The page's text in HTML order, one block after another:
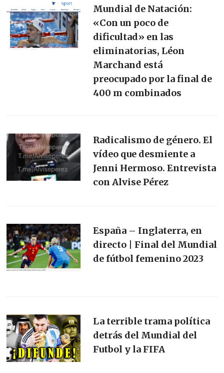
Mundial de Natación:
«Con un poco de
dificultad» en las
eliminatorias, Léon
Marchand está
preocupado por la final de
400 m combinados
Radicalismo de género. El
vídeo que desmiente a
Jenni Hermoso. Entrevista
con Alvise Pérez
España – Inglaterra, en
directo | Final del Mundial
de fútbol femenino 2023
La terrible trama política
detrás del Mundial del
Futbol y la FIFA